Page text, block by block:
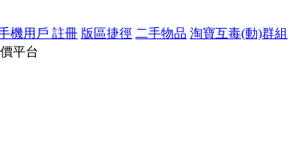
機用戶 註冊 版區捷徑 二手物品 淘寶互毒(動)群組
平台